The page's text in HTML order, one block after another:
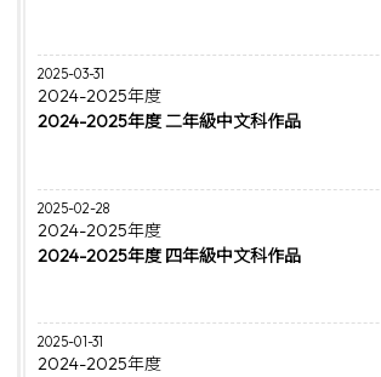
2025-03-31
2024-2025年度
2024-2025年度 二年級中文科作品
2025-02-28
2024-2025年度
2024-2025年度 四年級中文科作品
2025-01-31
2024-2025年度